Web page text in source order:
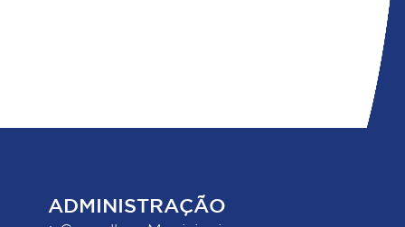
ADMINISTRAÇÃO